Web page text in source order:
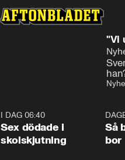
"Vi
I DAG 06:40
Sex dödade i
skolskjutning
Så
bor